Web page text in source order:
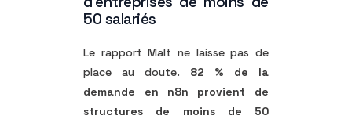
50 salariés
Le rapport Malt ne laisse pas de
place au doute. 82 % de la
demande en n8n provient de
structures de moins de 50